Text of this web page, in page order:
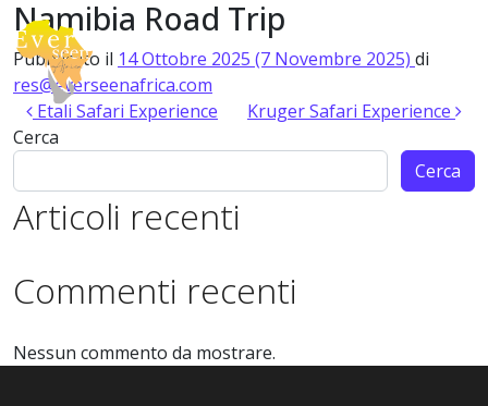
Vai al contenuto
Navigazione principale
Namibia Road Trip
Pubblicato il 14 Ottobre 2025 (7 Novembre 2025) di
res@everseenafrica.com
Navigazione articoli
Etali Safari Experience
Kruger Safari Experience
Cerca
Cerca
Articoli recenti
Commenti recenti
Nessun commento da mostrare.